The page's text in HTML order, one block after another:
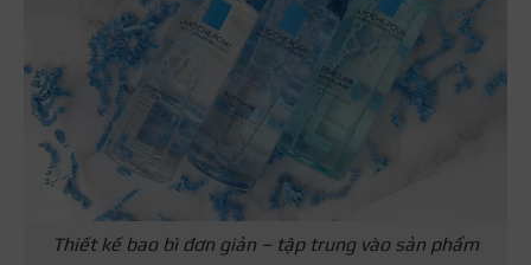
Thiết kế bao bì đơn giản – tập trung vào sản phẩm